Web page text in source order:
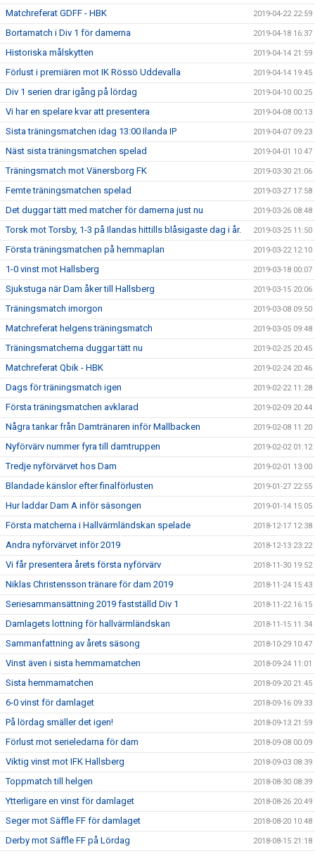
Matchreferat GDFF - HBK 2019-04-22 22:59
Bortamatch i Div 1 för damerna 2019-04-18 16:37
Historiska målskytten 2019-04-14 21:59
Förlust i premiären mot IK Rössö Uddevalla 2019-04-14 19:45
Div 1 serien drar igång på lördag 2019-04-10 00:25
Vi har en spelare kvar att presentera 2019-04-08 00:13
Sista träningsmatchen idag 13:00 Ilanda IP 2019-04-07 09:23
Näst sista träningsmatchen spelad 2019-04-01 10:47
Träningsmatch mot Vänersborg FK 2019-03-30 21:06
Femte träningsmatchen spelad 2019-03-27 17:58
Det duggar tätt med matcher för damerna just nu 2019-03-26 08:48
Torsk mot Torsby, 1-3 på Ilandas hittills blåsigaste dag i år. 2019-03-25 11:50
Första träningsmatchen på hemmaplan 2019-03-22 12:10
1-0 vinst mot Hallsberg 2019-03-18 00:07
Sjukstuga när Dam åker till Hallsberg 2019-03-15 20:06
Träningsmatch imorgon 2019-03-08 09:50
Matchreferat helgens träningsmatch 2019-03-05 09:48
Träningsmatcherna duggar tätt nu 2019-02-25 20:45
Matchreferat Qbik - HBK 2019-02-24 20:46
Dags för träningsmatch igen 2019-02-22 11:28
Första träningsmatchen avklarad 2019-02-09 20:44
Några tankar från Damtränaren inför Mallbacken 2019-02-08 11:20
Nyförvärv nummer fyra till damtruppen 2019-02-02 01:12
Tredje nyförvärvet hos Dam 2019-02-01 13:00
Blandade känslor efter finalförlusten 2019-01-27 22:55
Hur laddar Dam A inför säsongen 2019-01-14 15:05
Första matcherna i Hallvärmländskan spelade 2018-12-17 12:38
Andra nyförvärvet inför 2019 2018-12-13 23:22
Vi får presentera årets första nyförvärv 2018-11-30 19:52
Niklas Christensson tränare för dam 2019 2018-11-24 15:43
Seriesammansättning 2019 fastställd Div 1 2018-11-22 16:15
Damlagets lottning för hallvärmländskan 2018-11-15 11:34
Sammanfattning av årets säsong 2018-10-29 10:47
Vinst även i sista hemmamatchen 2018-09-24 11:01
Sista hemmamatchen 2018-09-20 21:45
6-0 vinst för damlaget 2018-09-16 09:33
På lördag smäller det igen! 2018-09-13 21:59
Förlust mot serieledarna för dam 2018-09-08 00:09
Viktig vinst mot IFK Hallsberg 2018-09-03 08:39
Toppmatch till helgen 2018-08-30 08:39
Ytterligare en vinst för damlaget 2018-08-26 20:49
Seger mot Säffle FF för damlaget 2018-08-20 10:48
Derby mot Säffle FF på Lördag 2018-08-15 21:18